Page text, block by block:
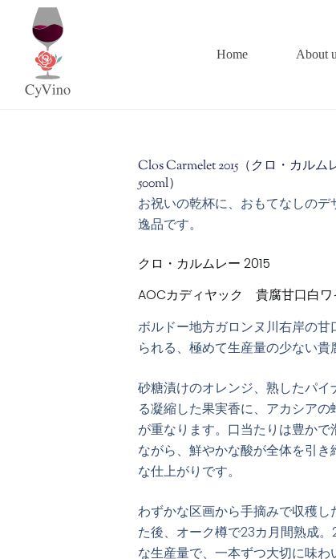
Home About
Clos Carmelet 2015（クロ・カル
500ml）
お祝いの乾杯に、おもてなしの
逸品です。
クロ・カルムレー 2015
AOCカディヤック 貴腐甘口白
ボルドー地方ガロンヌ川右岸の
られる、極めて生産量の少ない貴
砂糖漬けのオレンジ、熟したパ
る凝縮した果実香に、アカシア
が重なります。口当たりは豊か
ながら、鮮やかな酸が全体を引
な仕上がりです。
わずかな区画から手摘みで収穫
た後、オーク樽で23カ月間熟成
な生産量で、一本ずつ大切に味